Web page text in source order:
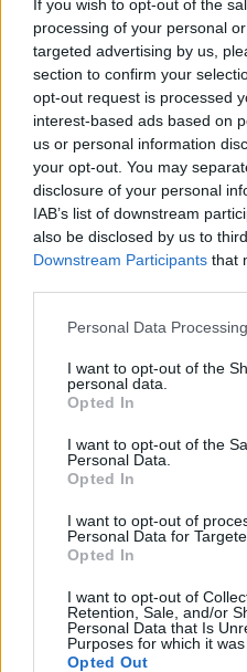
If you wish to opt-out of the
processing of your personal
targeted advertising by us,
section to confirm your
opt-out request is processed
interest-based ads based on
us or personal information
your opt-out. You may
disclosure of your personal
IAB’s list of downstream
also be disclosed by us to
Downstream Participants that
Personal Data
I want to opt-out of the
personal data.
Opted In
I want to opt-out of the
Personal Data.
Opted In
I want to opt-out of
Personal Data for
Opted In
I want to opt-out of
Retention, Sale, and/or
Personal Data that Is
Purposes for which it was
Opted Out
Törölt felhasználó
Előzmény:
#163
Olyan országba ment, ahol
szegényesebb a tőzsdekultúra,
0 0
Törölt felhasználó
Törölt
új feladatot kapott.......
Törölt felhasználó
Előzmény:#161
Amúgy gondolom kicsit
vannak időszakok amikor
a jövendöléseknek.
0
sly36
2008. 01. 11.
Előzmény: törölt